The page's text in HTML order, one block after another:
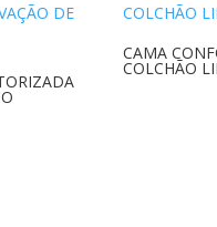
CAMA
COLCHÃO